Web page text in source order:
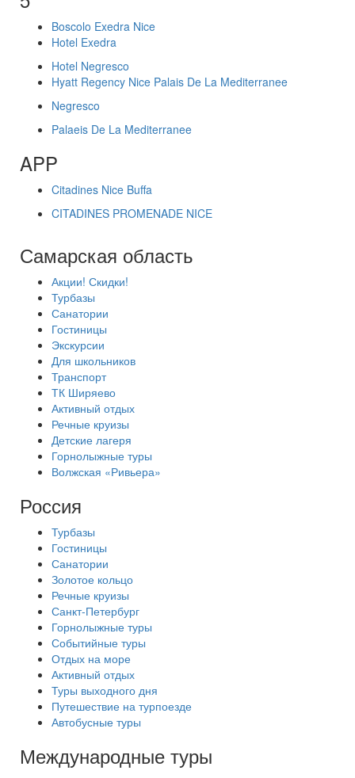
Boscolo Exedra Nice
Hotel Exedra
Hotel Negresco
Hyatt Regency Nice Palais De La Mediterranee
Negresco
Palaeis De La Mediterranee
APP
Citadines Nice Buffa
CITADINES PROMENADE NICE
Самарская область
Акции! Скидки!
Турбазы
Санатории
Гостиницы
Экскурсии
Для школьников
Транспорт
ТК Ширяево
Активный отдых
Речные круизы
Детские лагеря
Горнолыжные туры
Волжская «Ривьера»
Россия
Турбазы
Гостиницы
Санатории
Золотое кольцо
Речные круизы
Санкт-Петербург
Горнолыжные туры
Событийные туры
Отдых на море
Активный отдых
Туры выходного дня
Путешествие на турпоезде
Автобусные туры
Международные туры